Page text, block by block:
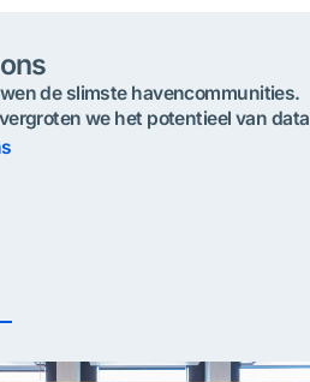
de slimste havencommunities.
we het potentieel van data
duurzame en veilige